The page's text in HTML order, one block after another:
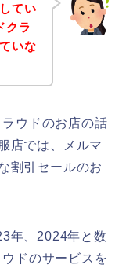
てい
クラ
いな
ウドのお店の話
店では、メルマ
割引セールのお
年、2024年と数
ドのサービスを